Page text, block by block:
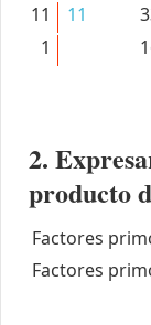
11
11
1
2.
producto
Factores
Factores